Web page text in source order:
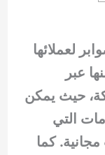
لعملائها
عبر
حيث يمكن
التي
كما